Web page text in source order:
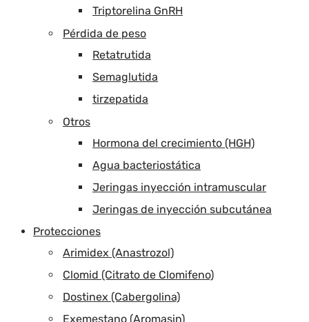
Triptorelina GnRH
Pérdida de peso
Retatrutida
Semaglutida
tirzepatida
Otros
Hormona del crecimiento (HGH)
Agua bacteriostática
Jeringas inyección intramuscular
Jeringas de inyección subcutánea
Protecciones
Arimidex (Anastrozol)
Clomid (Citrato de Clomifeno)
Dostinex (Cabergolina)
Exemestano (Aromasin)